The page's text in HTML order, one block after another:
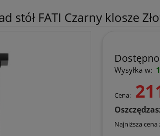
stół FATI Czarny klosze
Wysyłka w:
Cena:
Najniższa